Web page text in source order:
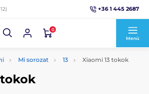
+36 1 445 2687
0
Menü
Mi sorozat 13 Xiaomi 13 tokok
tokok